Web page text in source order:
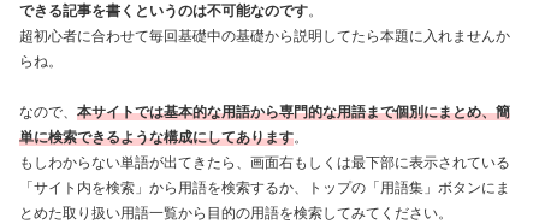
できる記事を書くというのは不可能なのです。
超初心者に合わせて毎回基礎中の基礎から説明してたら本題に入れませんか
らね。
なので、 本サイトでは基本的な用語から専門的な用語まで個別にまとめ、簡
単に検索できるような構成にしてあります。
もしわからない単語が出てきたら、画面右もしくは最下部に表示されている
「サイト内を検索」から用語を検索するか、トップの「用語集」ボタンにま
とめた取り扱い用語一覧から目的の用語を検索してみてください。